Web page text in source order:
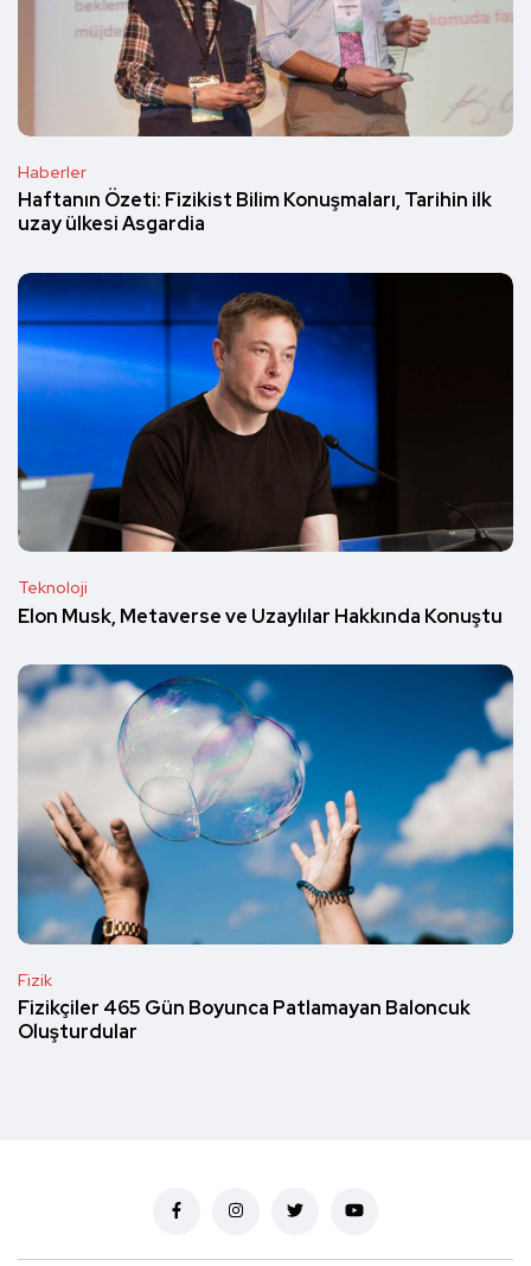
Haberler
Haftanın Özeti: Fizikist Bilim Konuşmaları, Tarihin ilk
uzay ülkesi Asgardia
Teknoloji
Elon Musk, Metaverse ve Uzaylılar Hakkında Konuştu
Fizik
Fizikçiler 465 Gün Boyunca Patlamayan Baloncuk
Oluşturdular